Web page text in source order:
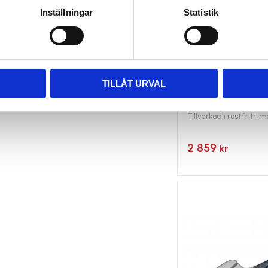
Inställningar Statistik
TILLÅT URVAL
Fasonsax med
HRC 65. *Film*
Tillverkad i rostfritt
2 859 kr